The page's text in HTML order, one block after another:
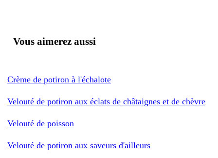
Vous aimerez aussi
Crème de potiron à l'échalote
Velouté de potiron aux éclats de châtaignes et de chèvre
Velouté de poisson
Velouté de potiron aux saveurs d'ailleurs